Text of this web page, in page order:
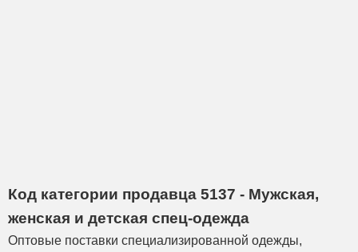
Код категории продавца 5137 - Мужская,
женская и детская спец-одежда
Оптовые поставки специализированной одежды,